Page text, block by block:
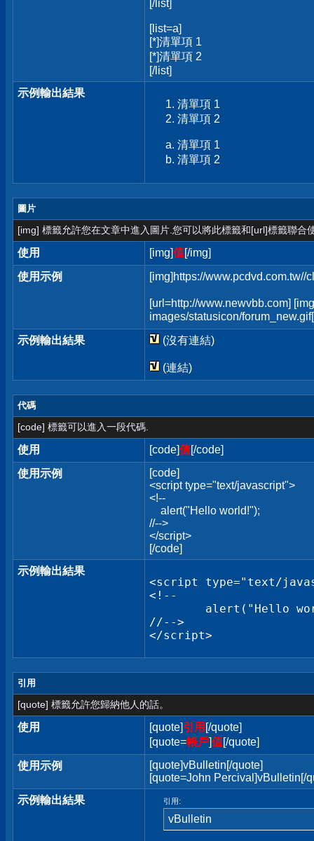
[/list]
[list=a]
[*]清單項 1
[*]清單項 2
[/list]
示例輸出結果
清單項 1
清單項 2
清單項 1
清單項 2
圖片
[img] 標籤允許您在文章中進入圖片.您可以將此標籤和[url]標籤聯合
使用 [img]值[/img]
使用示例
[img]https://www.pcdvd.com.tw//
[url=http://www.newvbb.com]
images/statusicon/
示例輸出結果
(沒有連結)
(連結)
代碼
[code] 標籤可以進入一段代碼.
使用 [code]值[/code]
使用示例
[code]
<script type="text/javascript">
<!--
alert("Hello world!");
//-->
</script>
[/code]
示例輸出結果
<script type="text/
<!--
//-->
</script>
引用
[quote] 標籤允許您歸納他人的話。
使用 [quote]引用 [/quote]
[quote=帳戶]值[/quote]
使用示例
[quote]vBulletin[/quote]
[quote=John Percival]vBulletin[/
示例輸出結果
引用:
vBulletin